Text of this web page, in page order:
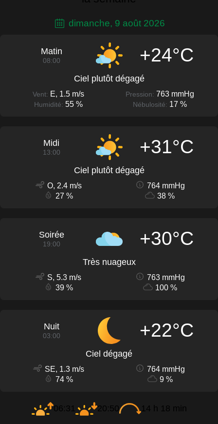
dimanche, 9 août 2026
Matin
08:00 +24°C
Ciel plutôt dégagé
Vent: E, 1.5 m/s Pression: 763 mmHg
Humidité: 55 % Nébulosité: 17 %
Midi
13:00 +31°C
Ciel plutôt dégagé
O, 2.4 m/s
764 mmHg
27 %
38 %
Soirée
19:00 +30°C
Très nuageux
S, 5.3 m/s
763 mmHg
39 %
100 %
Nuit
03:00 +22°C
Ciel dégagé
SE, 1.3 m/s
764 mmHg
74 %
9 %
06:31 20:50 14 h 18 min